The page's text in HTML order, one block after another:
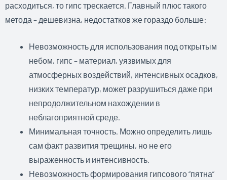
расходиться, то гипс трескается. Главный плюс такого
метода – дешевизна, недостатков же гораздо больше:
Невозможность для использования под открытым
небом, гипс – материал, уязвимых для
атмосферных воздействий, интенсивных осадков,
низких температур, может разрушиться даже при
непродолжительном нахождении в
неблагоприятной среде.
Минимальная точность. Можно определить лишь
сам факт развития трещины, но не его
выраженность и интенсивность.
Невозможность формирования гипсового “пятна”